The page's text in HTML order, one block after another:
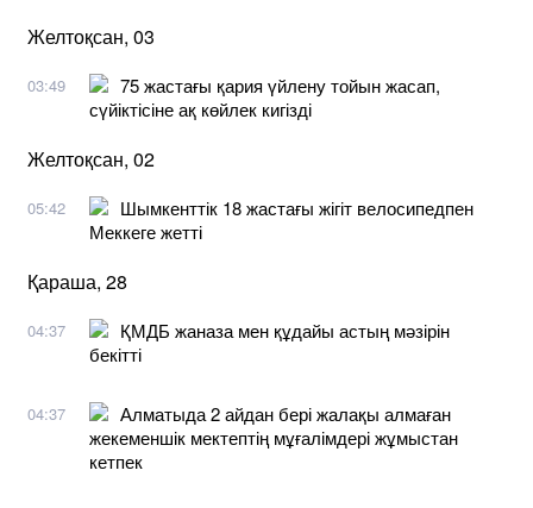
Желтоқсан, 03
03:49
75 жастағы қария үйлену тойын жасап,
сүйіктісіне ақ көйлек кигізді
Желтоқсан, 02
05:42
Шымкенттік 18 жастағы жігіт велосипедпен
Меккеге жетті
Қараша, 28
04:37
ҚМДБ жаназа мен құдайы астың мәзірін
бекітті
04:37
Алматыда 2 айдан бері жалақы алмаған
жекеменшік мектептің мұғалімдері жұмыстан
кетпек